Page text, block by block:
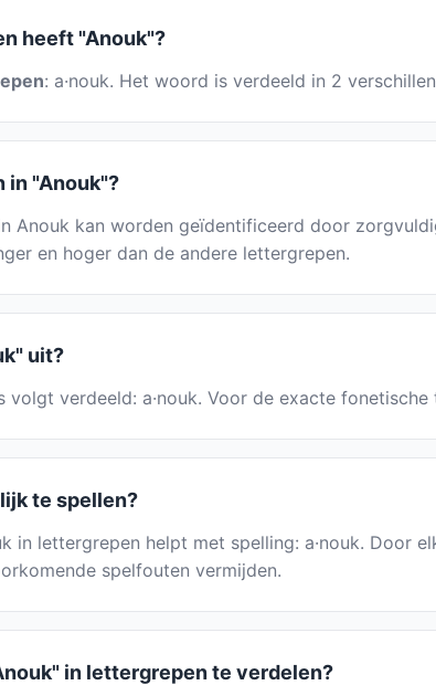
heeft "Anouk"?
: a·nouk. Het woord is verdeeld in 2
in "Anouk"?
Anouk kan worden geïdentificeerd door
en hoger dan de andere lettergrepen.
uit?
volgt verdeeld: a·nouk. Voor de exacte
te spellen?
in lettergrepen helpt met spelling: a·nouk.
spelfouten vermijden.
in lettergrepen te verdelen?